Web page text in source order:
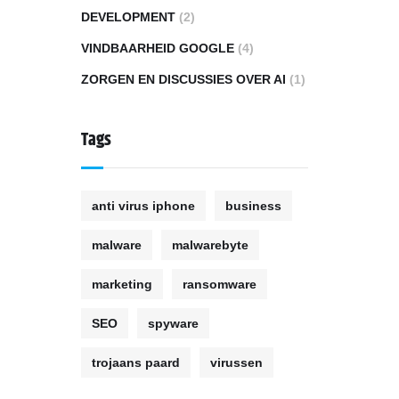
DEVELOPMENT (2)
VINDBAARHEID GOOGLE (4)
ZORGEN EN DISCUSSIES OVER AI (1)
Tags
anti virus iphone business
malware malwarebyte
marketing ransomware
SEO spyware
trojaans paard virussen